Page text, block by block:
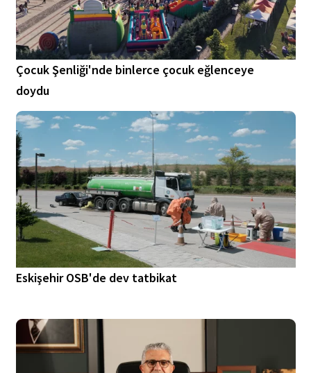
Çocuk Şenliği'nde binlerce çocuk eğlenceye
doydu
Eskişehir OSB'de dev tatbikat